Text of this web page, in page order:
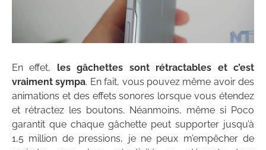
En effet, les gâchettes sont rétractables et c’est
vraiment sympa. En fait, vous pouvez même avoir des
animations et des effets sonores lorsque vous étendez
et rétractez les boutons. Néanmoins, même si Poco
garantit que chaque gâchette peut supporter jusqu’à
1,5 million de pressions, je ne peux m’empêcher de